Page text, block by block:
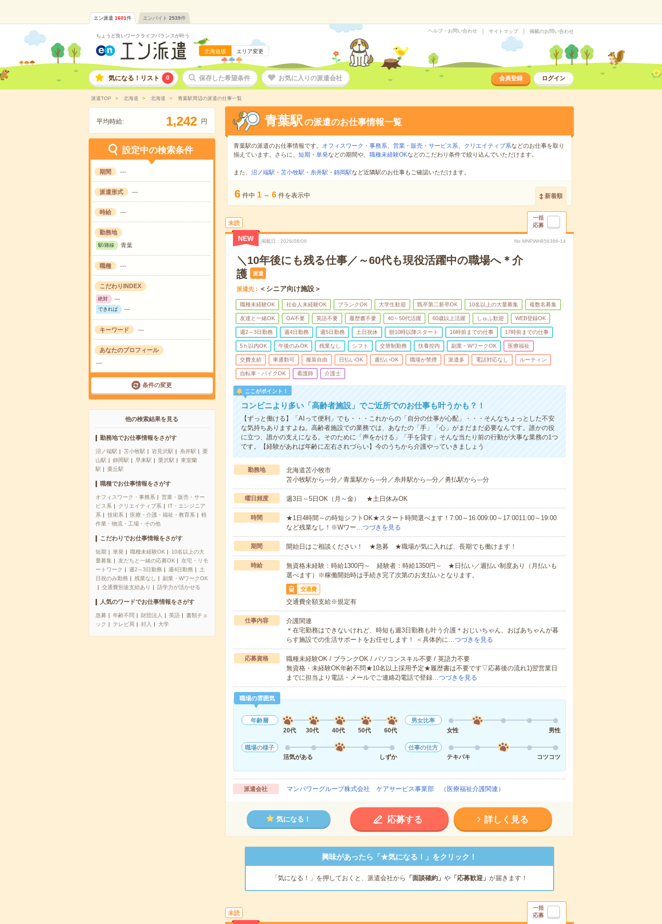
エン派遣 1601件 エンバイト 2539件
ちょうど良いワークライフバランスが叶う
北海道版 エリア変更
ヘルプ・お問い合わせ サイトマップ 掲載のお問い合わせ
気になる！リスト 0 保存した希望条件 お気に入りの派遣会社 会員登録 ログイン
派遣TOP 北海道 北海道 青葉駅周辺の派遣の仕事一覧
平均時給: 1,242 円
設定中の検索条件
期間 ---
派遣形式 ---
時給 ---
勤務地
駅/路線 青葉
職種 ---
こだわりINDEX
絶対 ---
できれば ---
キーワード ---
あなたのプロフィール
---
条件の変更
他の検索結果を見る
勤務地でお仕事情報をさがす
沼ノ端駅 苫小牧駅 岩見沢駅 糸井駅
栗
山駅
錦岡駅 早来駅 栗沢駅
東室蘭
駅
栗丘駅
職種でお仕事情報をさがす
オフィスワーク・事務系
営業・販売・サー
ビス系
クリエイティブ系
IT・エンジニア
系
技術系 医療・介護・福祉・教育系
軽
作業・物流・工場・その他
こだわりでお仕事情報をさがす
短期 単発 職種未経験OK
10名以上の大
量募集
友だちと一緒の応募OK
在宅・リモ
ートワーク
週2～3日勤務 週4日勤務
土
日祝のみ勤務
残業なし
副業・WワークOK
交通費別途支給あり
語学力が活かせる
人気のワードでお仕事情報をさがす
急募 年齢不問 財団法人 英語
書類チェ
ック
テレビ局 封入 大学
青葉駅の派遣のお仕事情報一覧
青葉駅の派遣のお仕事情報です。 オフィスワーク・事務系、 営業・販売・サービス系、 クリエイティブ系などのお仕事を取り
揃えています。さらに、 短期 ・ 単発などの期間や、 職種未経験OKなどのこだわり条件で絞り込んでいただけます。
また、 沼ノ端駅 ・ 苫小牧駅 ・ 糸井駅 ・ 錦岡駅など近隣駅のお仕事もご確認いただけます。
6 件中 1 ～ 6 件を表示中 新着順
未読
一括
応募
NEW 掲載日 2026/08/06 No.MNPWH856386-14
＼10年後にも残る仕事／～60代も現役活躍中の職場へ＊介
護
派遣
派遣先 ＜シニア向け施設＞
職種未経験OK 社会人未経験OK ブランクOK 大学生歓迎 既卒第二新卒OK 10名以上の大量募集 複数名募集
友達と一緒OK OA不要 英語不要 履歴書不要 40～50代活躍 60歳以上活躍 しゅふ歓迎 WEB登録OK
週2～3日勤務 週4日勤務 週5日勤務 土日祝休 朝10時以降スタート 16時前までの仕事 17時前までの仕事
5ｈ以内OK 午後のみOK 残業なし シフト 交替制勤務 扶養控内 副業・WワークOK 医療福祉
交費支給 車通勤可 服装自由 日払いOK 週払いOK 職場が禁煙 派遣多 電話対応なし ルーティン
自転車・バイクOK 看護師 介護士
ここがポイント！
コンビニより多い「高齢者施設」でご近所でのお仕事も叶うかも？！
【ずっと働ける】「AIって便利」でも・・・これからの「自分の仕事が心配」・・・そんなちょっとした不安
な気持ちありますよね。高齢者施設での業務では、あなたの「手」「心」がまだまだ必要なんです。誰かの役
に立つ、誰かの支えになる。そのために「声をかける」「手を貸す」そんな当たり前の行動が大事な業務の1つ
です。【経験があれば年齢に左右されづらい】今のうちから介護やっていきましょう
勤務地
北海道苫小牧市
苫小牧駅から---分／青葉駅から---分／糸井駅から---分／勇払駅から---分
曜日頻度 週3日～5日OK（月～金） ★土日休みOK
時間
★1日4時間～の時短シフトOK★スタート時間選べます！7:00～16:009:00～17:0011:00～19:00
など残業なし！※Wワー…つづきを見る
期間 開始日はご相談ください！ ★急募 ★職場が気に入れば、長期でも働けます！
時給
無資格未経験：時給1300円～ 経験者：時給1350円～ ★日払い／週払い制度あり（月払いも
選べます）※稼働開始時は手続き完了次第のお支払いとなります。
交通費
交通費全額支給※規定有
仕事内容
介護関連
＊在宅勤務はできないけれど、時短も週3日勤務も叶う介護＊おじいちゃん、おばあちゃんが暮
らす施設での生活サポートをお任せします！ ＜具体的に…つづきを見る
応募資格
職種未経験OK / ブランクOK / パソコンスキル不要 / 英語力不要
無資格・未経験OK年齢不問★10名以上採用予定★履歴書は不要です▽応募後の流れ1)翌営業日
までに担当より電話・メールでご連絡2)電話で登録…つづきを見る
職場の雰囲気
年齢層
20代
30代 40代 50代 60代
男女比率
女性
男性
職場の様子
活気がある
しずか
仕事の仕方
テキパキ
コツコツ
派遣会社 マンパワーグループ株式会社 ケアサービス事業部 （医療福祉介護関連）
気になる！ 応募する 詳しく見る
興味があったら「★気になる！」をクリック！
「気になる！」を押しておくと、派遣会社から 「面談確約」 や「応募歓迎」 が届きます！
未読
一括
応募